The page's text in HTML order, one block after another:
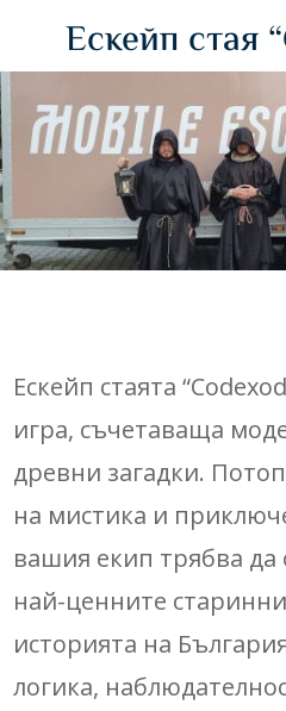
Ескейп стая
Ескейп стаята
игра, съчетаваща
древни загадки.
на мистика и
вашия екип трябва да
най-ценните
историята на
логика,